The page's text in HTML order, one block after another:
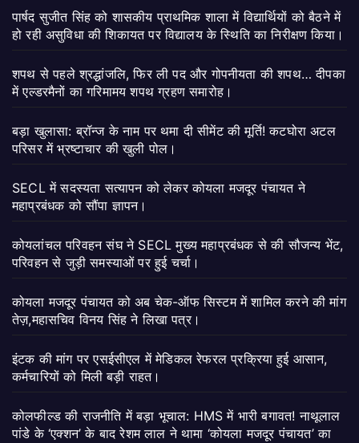
पार्षद सुजीत सिंह को शासकीय प्राथमिक शाला में विद्यार्थियों को बैठने में
हो रही असुविधा की शिकायत पर विद्यालय के स्थिति का निरीक्षण किया।
शपथ से पहले श्रद्धांजलि, फिर ली पद और गोपनीयता की शपथ… दीपका
में एल्डरमैनों का गरिमामय शपथ ग्रहण समारोह।
बड़ा खुलासा: ब्रॉन्ज के नाम पर थमा दी सीमेंट की मूर्ति! कटघोरा अटल
परिसर में भ्रष्टाचार की खुली पोल।
SECL में सदस्यता सत्यापन को लेकर कोयला मजदूर पंचायत ने
महाप्रबंधक को सौंपा ज्ञापन।
कोयलांचल परिवहन संघ ने SECL मुख्य महाप्रबंधक से की सौजन्य भेंट,
परिवहन से जुड़ी समस्याओं पर हुई चर्चा।
कोयला मजदूर पंचायत को अब चेक-ऑफ सिस्टम में शामिल करने की मांग
तेज़,महासचिव विनय सिंह ने लिखा पत्र।
इंटक की मांग पर एसईसीएल में मेडिकल रेफरल प्रक्रिया हुई आसान,
कर्मचारियों को मिली बड़ी राहत।
कोलफील्ड की राजनीति में बड़ा भूचाल: HMS में भारी बगावत! नाथूलाल
पांडे के ‘एक्शन’ के बाद रेशम लाल ने थामा ‘कोयला मजदूर पंचायत’ का